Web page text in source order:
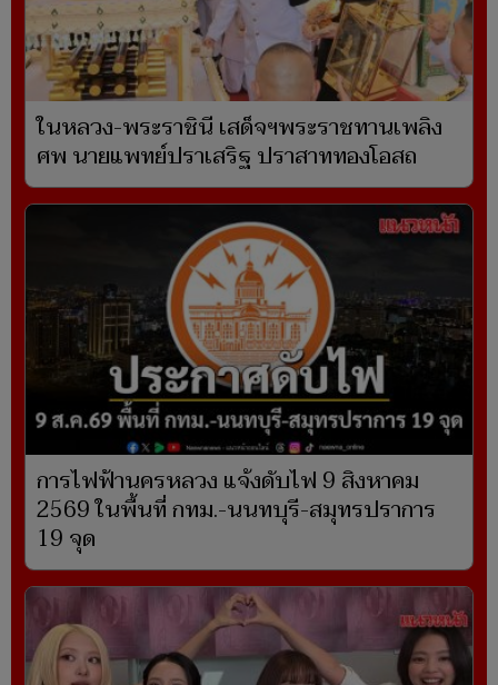
ในหลวง-พระราชินี เสด็จฯพระราชทานเพลิง
ศพ นายแพทย์ปราเสริฐ ปราสาททองโอสถ
การไฟฟ้านครหลวง แจ้งดับไฟ 9 สิงหาคม
2569 ในพื้นที่ กทม.-นนทบุรี-สมุทรปราการ
19 จุด